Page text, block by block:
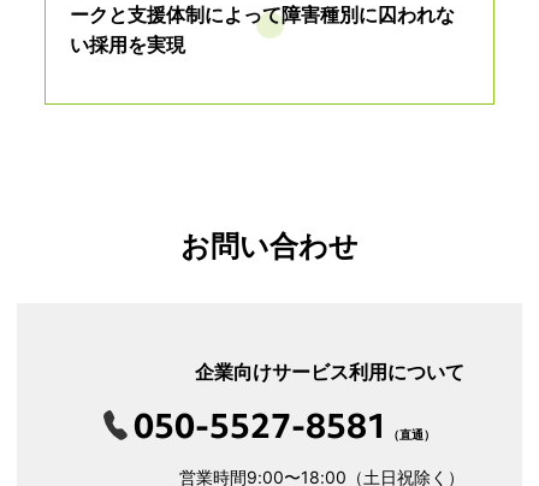
ークと支援体制によって障害種別に囚われな
い採用を実現
お問い合わせ
企業向けサービス利用について
050-5527-8581 （直通）
営業時間9:00〜18:00（土日祝除く）